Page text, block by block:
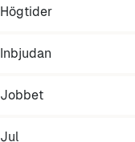
Högtider
Inbjudan
Jobbet
Jul